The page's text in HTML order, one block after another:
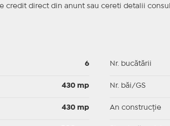
credit direct din anunt sau cereti detalii
6
430 mp
430 mp
Nr. bucătării
Nr. băi/GS
An construcție